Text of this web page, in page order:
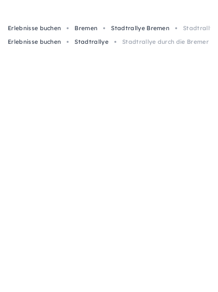
Erlebnisse buchen Bremen Stadtrallye Bremen
Stadtrallye
Erlebnisse buchen
Stadtrallye Stadtrallye durch die Bremer